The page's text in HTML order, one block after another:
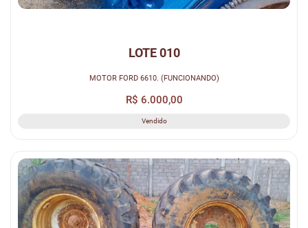
LOTE 010
MOTOR FORD 6610. (FUNCIONANDO)
R$ 6.000,00
Vendido